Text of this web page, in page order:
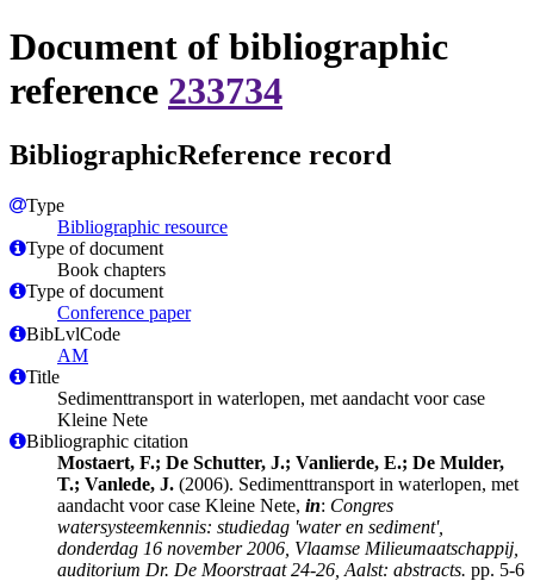
Document of bibliographic
reference 233734
BibliographicReference record
Type
Bibliographic resource
Type of document
Book chapters
Type of document
Conference paper
BibLvlCode
AM
Title
Sedimenttransport in waterlopen, met aandacht voor case
Kleine Nete
Bibliographic citation
Mostaert, F.; De Schutter, J.; Vanlierde, E.; De Mulder,
T.; Vanlede, J. (2006). Sedimenttransport in waterlopen, met
aandacht voor case Kleine Nete, in: Congres
watersysteemkennis: studiedag 'water en sediment',
donderdag 16 november 2006, Vlaamse Milieumaatschappij,
auditorium Dr. De Moorstraat 24-26, Aalst: abstracts. pp. 5-6